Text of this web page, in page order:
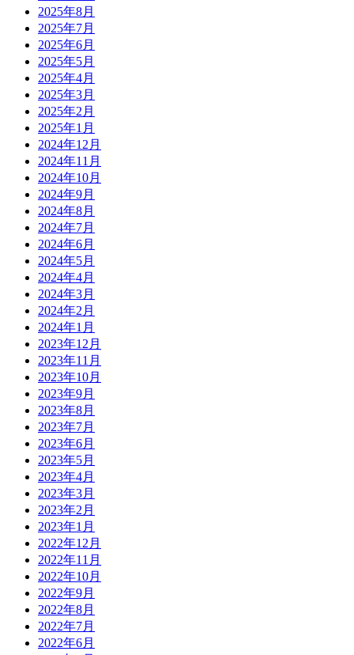
2025年8月
2025年7月
2025年6月
2025年5月
2025年4月
2025年3月
2025年2月
2025年1月
2024年12月
2024年11月
2024年10月
2024年9月
2024年8月
2024年7月
2024年6月
2024年5月
2024年4月
2024年3月
2024年2月
2024年1月
2023年12月
2023年11月
2023年10月
2023年9月
2023年8月
2023年7月
2023年6月
2023年5月
2023年4月
2023年3月
2023年2月
2023年1月
2022年12月
2022年11月
2022年10月
2022年9月
2022年8月
2022年7月
2022年6月